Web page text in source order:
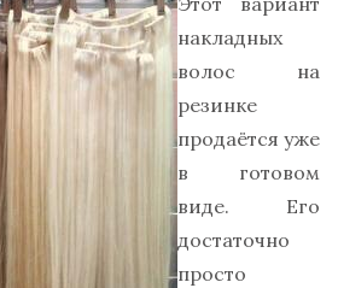
накладных
волос на
резинке
продаётся уже
в готовом
виде. Его
достаточно
просто